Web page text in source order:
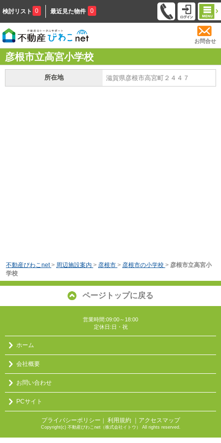
検討リスト 0 最近見た物件 0
お問合せ
彦根市立高宮小学校
所在地 滋賀県彦根市高宮町２４４７
不動産びわこnet > 周辺施設案内 > 彦根市 > 彦根市の小学校 > 彦根市立高宮小
学校
ページトップに戻る
営業時間:09:00～18:00
定休日:日・祝
ホーム
会社概要
お問い合わせ
PCサイト
プライバシーポリシー ｜ 利用規約 ｜アクセスマップ
Copyright(c) 不動産びわこnet（株式会社イトウ） All rights reserved.